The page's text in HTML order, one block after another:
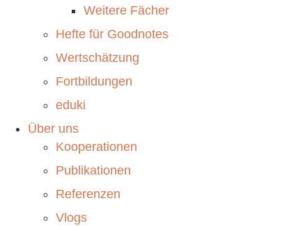
Weitere Fächer
Hefte für Goodnotes
Wertschätzung
Fortbildungen
eduki
Über uns
Kooperationen
Publikationen
Referenzen
Vlogs